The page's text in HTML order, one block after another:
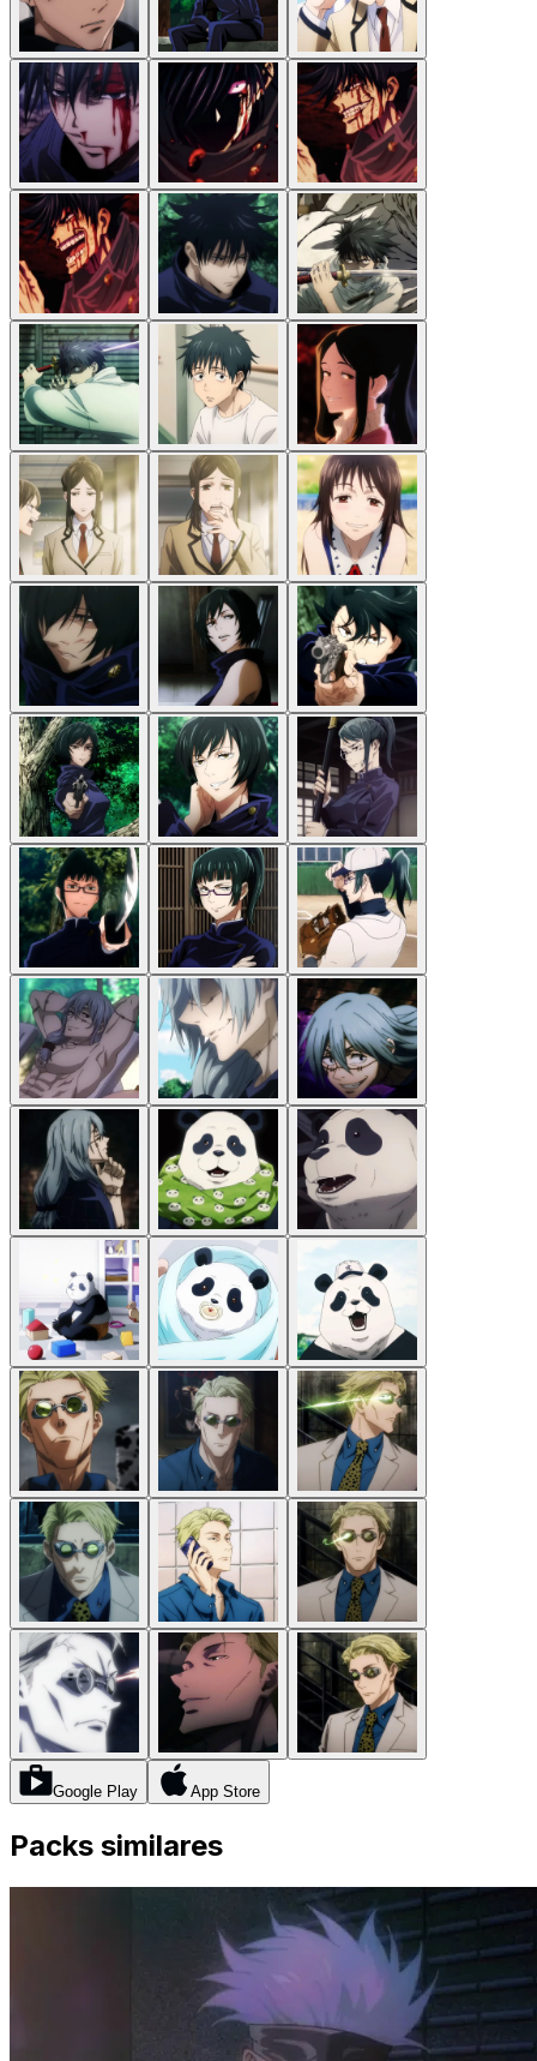
Google Play App Store
Packs similares